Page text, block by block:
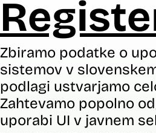
Zbiramo podatke o
sistemov v
podlagi ustvarjamo
Zahtevamo popolno
uporabi UI v javnem